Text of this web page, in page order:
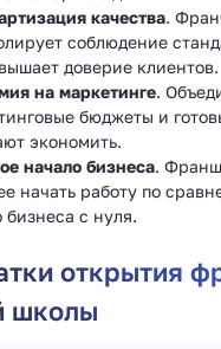
качества.
соблюдение
доверие клиентов.
на маркетинге.
бюджеты и
экономить.
начало бизнеса.
начать работу по
бизнеса с нуля.
открытия
школы